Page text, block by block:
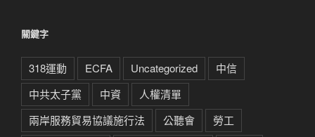
關鍵字
318運動 ECFA Uncategorized
中信
中共太子黨
中資
人權清單
兩岸服務貿易協議施行法
公聽會
勞工